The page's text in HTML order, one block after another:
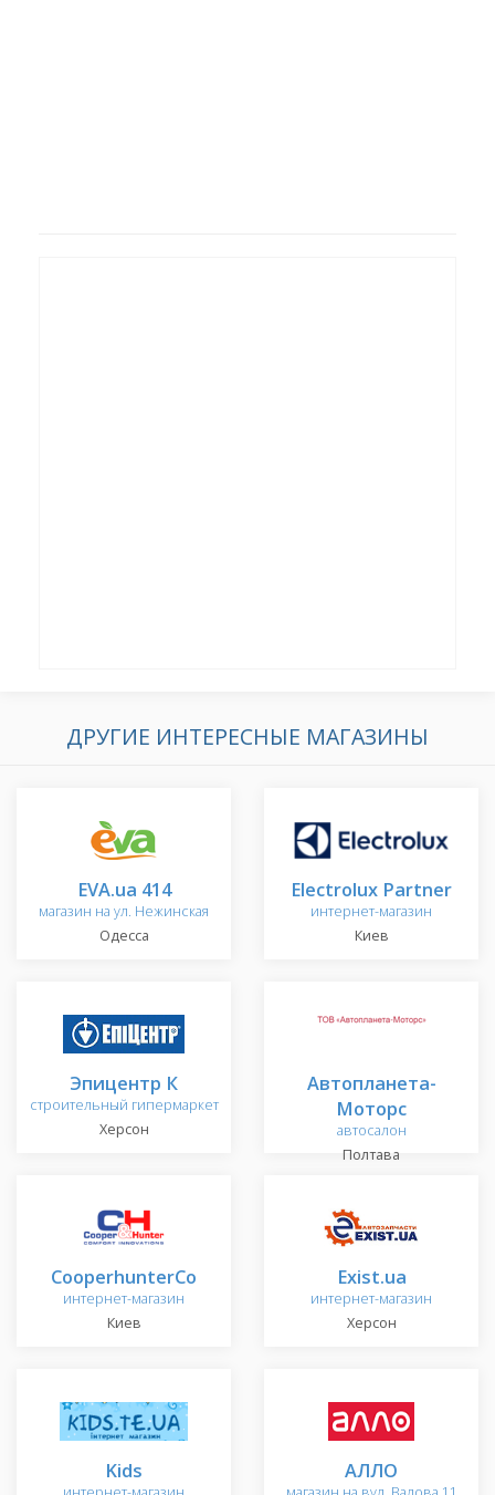
ДРУГИЕ ИНТЕРЕСНЫЕ МАГАЗИНЫ
EVA.ua 414
магазин на ул. Нежинская
Одесса
Electrolux Partner
интернет-магазин
Киев
Эпицентр К
строительный гипермаркет
Херсон
Автопланета-
Моторс
автосалон
Полтава
CooperhunterCo
интернет-магазин
Киев
Exist.ua
интернет-магазин
Херсон
Kids АЛЛО